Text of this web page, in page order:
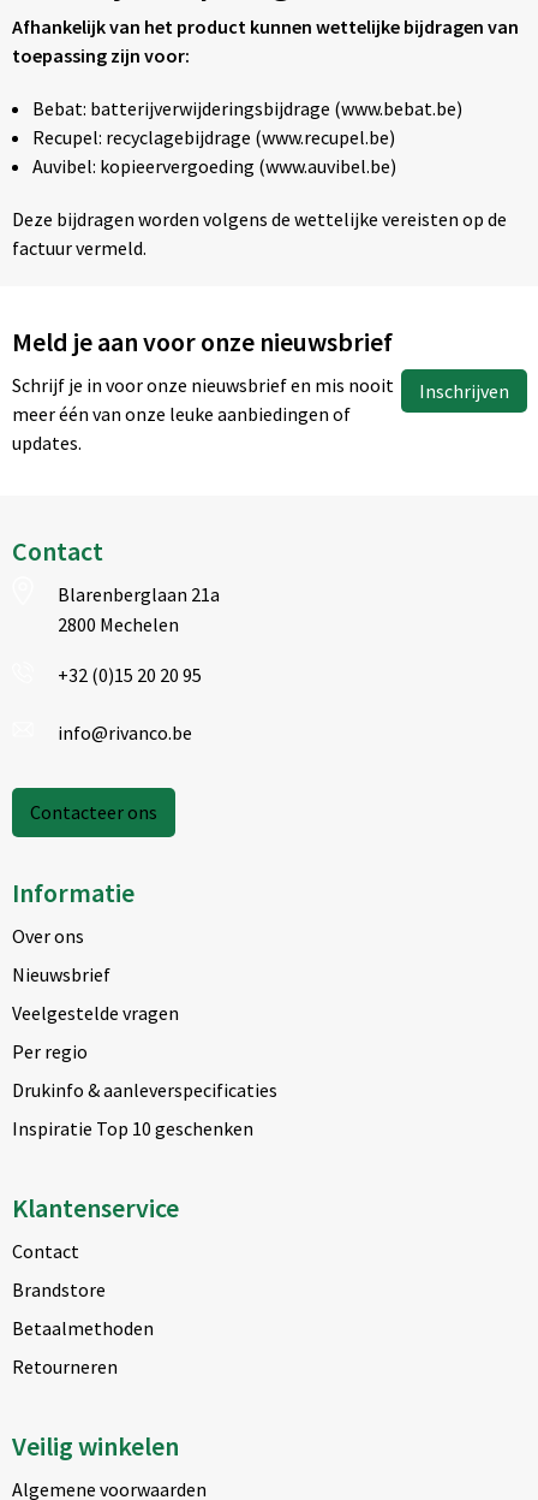
Afhankelijk van het product kunnen wettelijke bijdragen van
toepassing zijn voor:
Bebat: batterijverwijderingsbijdrage (www.bebat.be)
Recupel: recyclagebijdrage (www.recupel.be)
Auvibel: kopieervergoeding (www.auvibel.be)
Deze bijdragen worden volgens de wettelijke vereisten op de
factuur vermeld.
Meld je aan voor onze nieuwsbrief
Schrijf je in voor onze nieuwsbrief en mis nooit
meer één van onze leuke aanbiedingen of
updates.
Inschrijven
Contact
Blarenberglaan 21a
2800 Mechelen
+32 (0)15 20 20 95
info@rivanco.be
Contacteer ons
Informatie
Over ons
Nieuwsbrief
Veelgestelde vragen
Per regio
Drukinfo & aanleverspecificaties
Inspiratie Top 10 geschenken
Klantenservice
Contact
Brandstore
Betaalmethoden
Retourneren
Veilig winkelen
Algemene voorwaarden